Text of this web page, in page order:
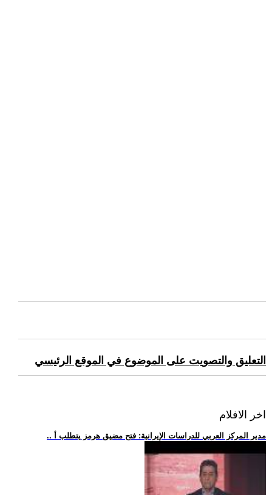
التعليق والتصويت على الموضوع في الموقع الرئيسي
اخر الافلام
.. مدير المركز العربي للدراسات الإيرانية: فتح مضيق هرمز يتطلب أ